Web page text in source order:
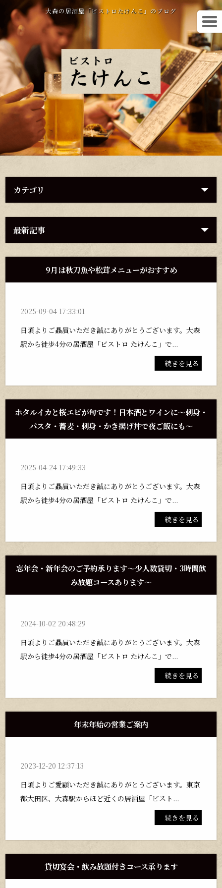
大森の居酒屋「ビストロたけんこ」のブログ
カテゴリ
最新記事
9月は秋刀魚や松茸メニューがおすすめ
2025-09-04 17:33:01
日頃よりご贔屓いただき誠にありがとうございます。大森
駅から徒歩4分の居酒屋「ビストロ たけんこ」で...
続きを見る
ホタルイカと桜エビが旬です！日本酒とワインに～刺身・
パスタ・蕎麦・刺身・かき揚げ丼で夜ご飯にも～
2025-04-24 17:49:33
日頃よりご贔屓いただき誠にありがとうございます。大森
駅から徒歩4分の居酒屋「ビストロ たけんこ」で...
続きを見る
忘年会・新年会のご予約承ります～少人数貸切・3時間飲
み放題コースあります～
2024-10-02 20:48:29
日頃よりご贔屓いただき誠にありがとうございます。大森
駅から徒歩4分の居酒屋「ビストロ たけんこ」で...
続きを見る
年末年始の営業ご案内
2023-12-20 12:37:13
日頃よりご愛顧いただき誠にありがとうございます。東京
都大田区、大森駅からほど近くの居酒屋「ビスト...
続きを見る
貸切宴会・飲み放題付きコース承ります